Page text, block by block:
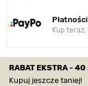
Kup
RABAT EKSTRA - 40
Kupuj jeszcze taniej!